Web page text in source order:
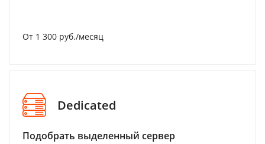
От 1 300 руб./месяц
Dedicated
Подобрать выделенный сервер